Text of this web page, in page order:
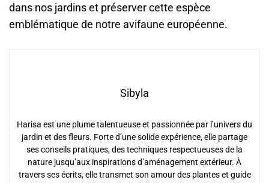
dans nos jardins et préserver cette espèce
emblématique de notre avifaune européenne.
Sibyla
Harisa est une plume talentueuse et passionnée par l’univers du
jardin et des fleurs. Forte d’une solide expérience, elle partage
ses conseils pratiques, des techniques respectueuses de la
nature jusqu’aux inspirations d’aménagement extérieur. À
travers ses écrits, elle transmet son amour des plantes et guide